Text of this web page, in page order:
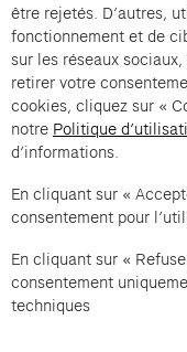
La grande visite
Compagnie .
Imprint of the organizer
General terms and
Cookie settings
Support(opens in a
être rejetés. D’autres,
fonctionnement et de
sur les réseaux
retirer votre
cookies, cliquez sur «
notre Politique
d’informations.
En cliquant sur «
consentement pour
En cliquant sur «
consentement
techniques